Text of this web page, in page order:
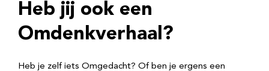
r
e
Heb jij ook een
Omdenkverhaal?
Heb je zelf iets Omgedacht? Of ben je ergens een